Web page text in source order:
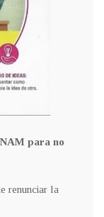
para no
renunciar la